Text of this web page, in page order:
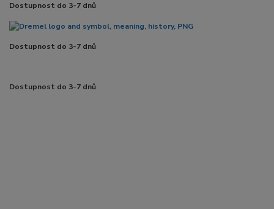
Dostupnost do 3-7 dnů
Dostupnost do 3-7 dnů
Dostupnost do 3-7 dnů